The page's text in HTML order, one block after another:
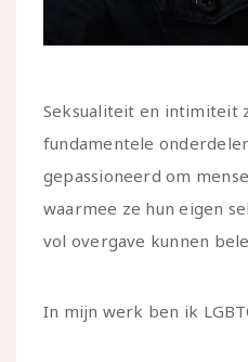
Seksualiteit en intimiteit
fundamentele
gepassioneerd om
waarmee ze hun eigen
vol overgave kunnen
In mijn werk ben ik